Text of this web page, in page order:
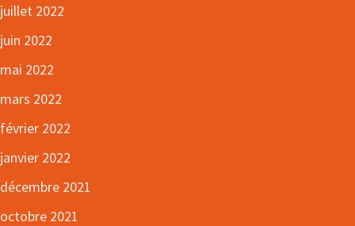
juillet 2022
juin 2022
mai 2022
mars 2022
février 2022
janvier 2022
décembre 2021
octobre 2021